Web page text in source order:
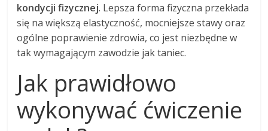
kondycji fizycznej. Lepsza forma fizyczna przekłada
się na większą elastyczność, mocniejsze stawy oraz
ogólne poprawienie zdrowia, co jest niezbędne w
tak wymagającym zawodzie jak taniec.
Jak prawidłowo
wykonywać ćwiczenie